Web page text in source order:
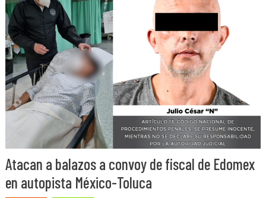
Atacan a balazos a convoy de fiscal de Edomex
en autopista México-Toluca